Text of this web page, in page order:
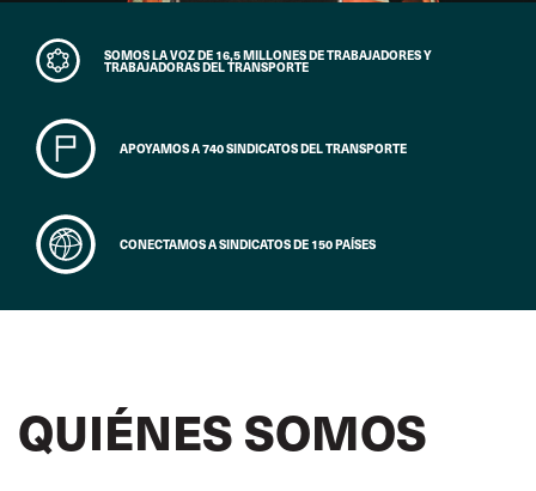
SOMOS LA VOZ DE 16,5 MILLONES DE TRABAJADORES Y
TRABAJADORAS DEL TRANSPORTE
APOYAMOS A 740 SINDICATOS DEL TRANSPORTE
CONECTAMOS A SINDICATOS DE 150 PAÍSES
QUIÉNES SOMOS